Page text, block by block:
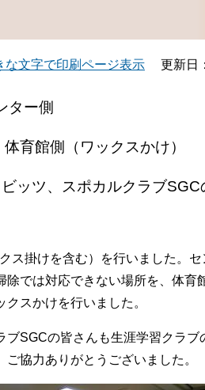
な文字で印刷ページ表示 更新日
ター側
側（ワックスかけ）
ッツ、スポカルクラブSGC
ス掛けを含む）を行いました。セ
では対応できない場所を、体育
スかけを行いました。
SGCの皆さんも生涯学習クラブ
協力ありがとうございました。